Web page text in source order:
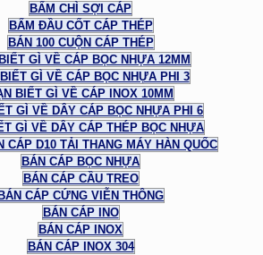
BẤM CHÌ SỢI CÁP
BẤM ĐẦU CỐT CÁP THÉP
BÁN 100 CUỘN CÁP THÉP
GÌ VỀ CÁP BỌC NHỰA 12MM
GÌ VỀ CÁP BỌC NHỰA PHI 3
BIẾT GÌ VỀ CÁP INOX 10MM
GÌ VỀ DÂY CÁP BỌC NHỰA PHI 6
GÌ VỀ DÂY CÁP THÉP BỌC NHỰA
CÁP D10 TẢI THANG MÁY HÀN QUỐC
BÁN CÁP BỌC NHỰA
BÁN CÁP CẦU TREO
CÁP CỨNG VIỄN THÔNG
BÁN CÁP INO
BÁN CÁP INOX
BÁN CÁP INOX 304